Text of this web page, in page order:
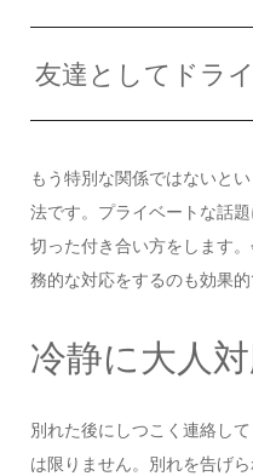
友達としてドラ
もう特別な関係ではないと
法です。プライベートな話
切った付き合い方をします
務的な対応をするのも効果的
冷静に大人
別れた後にしつこく連絡し
は限りません。別れを告げ